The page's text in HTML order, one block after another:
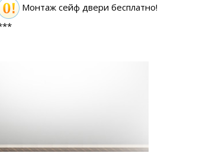
Монтаж сейф двери бесплатно!